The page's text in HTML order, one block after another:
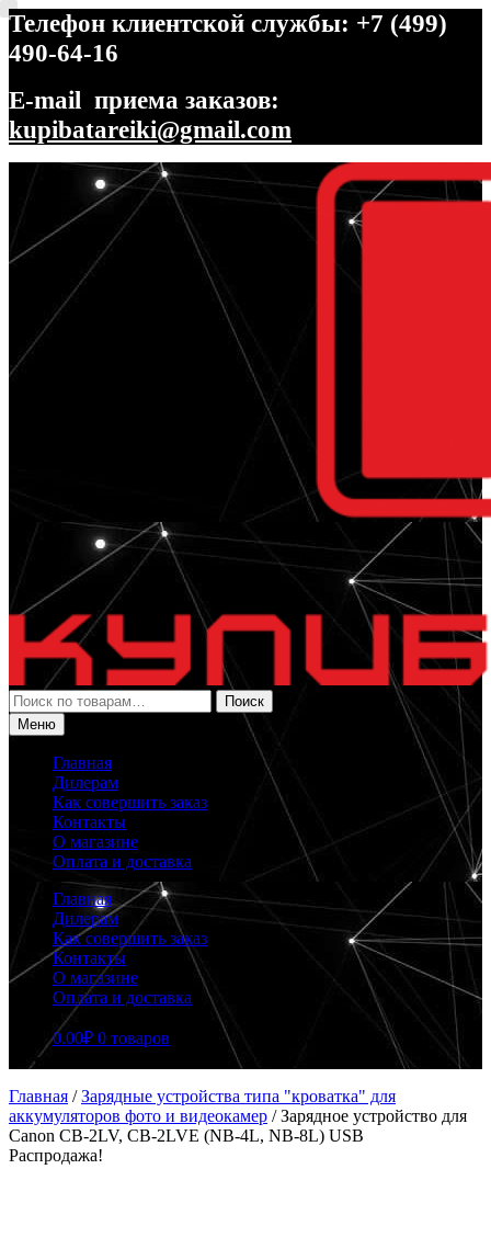
Телефон клиентской службы: +7 (499)
490-64-16
E-mail приема заказов:
kupibatareiki@gmail.com
Перейти
навигации
Перейти
содержимому
Искать:
Поиск
Меню
Главная
Дилерам
Как совершить заказ
Контакты
О магазине
Оплата и доставка
Главная
Дилерам
Как совершить заказ
Контакты
О магазине
Оплата и доставка
0.00₽ 0 товаров
Главная /Зарядные устройства типа "кроватка" для
аккумуляторов фото и видеокамер /Зарядное устройство для
Canon CB-2LV, CB-2LVE (NB-4L, NB-8L) USB
Распродажа!